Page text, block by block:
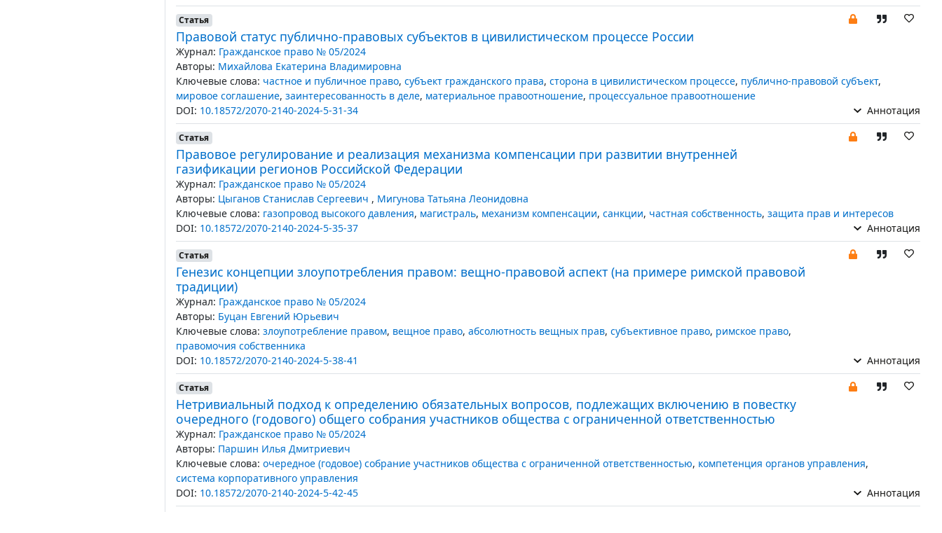
Статья
Правовой статус публично-правовых субъектов в цивилистическом процессе России
Журнал: Гражданское право № 05/2024
Авторы: Михайлова Екатерина Владимировна
Ключевые слова: частное и публичное право, субъект гражданского права, сторона в цивилистическом процессе, публично-правовой субъект,
мировое соглашение, заинтересованность в деле, материальное правоотношение, процессуальное правоотношение
DOI: 10.18572/2070-2140-2024-5-31-34 Аннотация
Статья
Правовое регулирование и реализация механизма компенсации при развитии внутренней
газификации регионов Российской Федерации
Журнал: Гражданское право № 05/2024
Авторы: Цыганов Станислав Сергеевич , Мигунова Татьяна Леонидовна
Ключевые слова: газопровод высокого давления, магистраль, механизм компенсации, санкции, частная собственность, защита прав и интересов
DOI: 10.18572/2070-2140-2024-5-35-37 Аннотация
Статья
Генезис концепции злоупотребления правом: вещно-правовой аспект (на примере римской правовой
традиции)
Журнал: Гражданское право № 05/2024
Авторы: Буцан Евгений Юрьевич
Ключевые слова: злоупотребление правом, вещное право, абсолютность вещных прав, субъективное право, римское право,
правомочия собственника
DOI: 10.18572/2070-2140-2024-5-38-41 Аннотация
Статья
Нетривиальный подход к определению обязательных вопросов, подлежащих включению в повестку
очередного (годового) общего собрания участников общества с ограниченной ответственностью
Журнал: Гражданское право № 05/2024
Авторы: Паршин Илья Дмитриевич
Ключевые слова: очередное (годовое) собрание участников общества с ограниченной ответственностью, компетенция органов управления,
система корпоративного управления
DOI: 10.18572/2070-2140-2024-5-42-45 Аннотация